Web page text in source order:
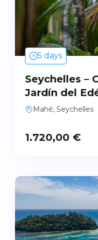
5 days
Seychelles –
Jardín del
Mahé, Seychelles
1.720,00 €